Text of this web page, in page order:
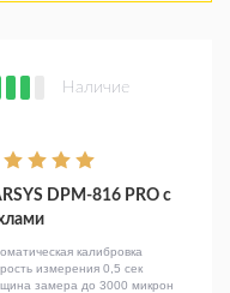
Наличие
DPM-816 PRO с
калибровка
измерения 0,5 сек
замера до 3000 микрон